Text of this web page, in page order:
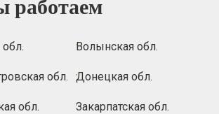
работаем
Волынская обл.
обл. Донецкая обл.
обл. Закарпатская обл.